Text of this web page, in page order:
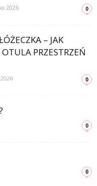
2026 0
– JAK
PRZESTRZEŃ
0
0
0